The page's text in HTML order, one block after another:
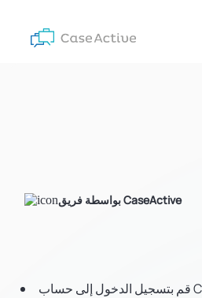
بواسطة فريق CaseActive
قم بتسجيل الدخول إلى حساب CaseActive الخاص بك